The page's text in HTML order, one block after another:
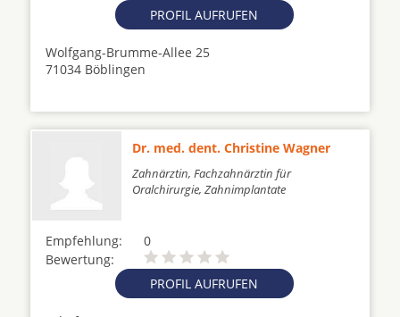
PROFIL AUFRUFEN
Wolfgang-Brumme-Allee 25
71034 Böblingen
Dr. med. dent. Christine Wagner
Zahnärztin, Fachzahnärztin für
Oralchirurgie, Zahnimplantate
Empfehlung:
0
Bewertung:
PROFIL AUFRUFEN